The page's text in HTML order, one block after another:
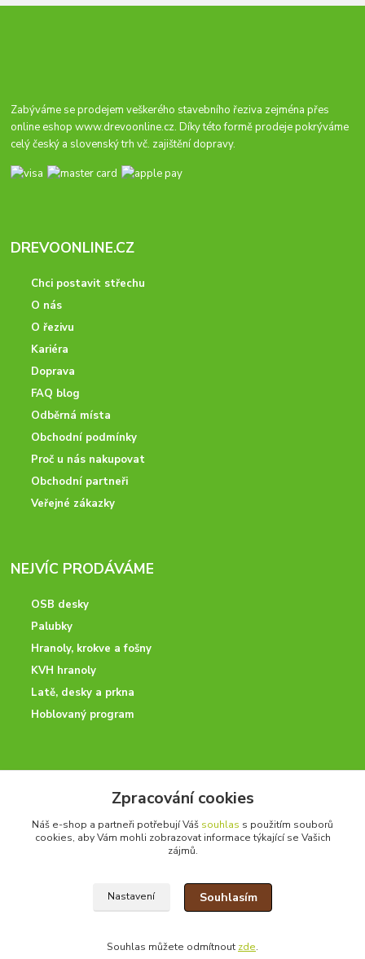
Zabýváme se prodejem veškerého stavebního řeziva zejména přes
online eshopwww.drevoonline.cz. Díky této formě prodeje pokrýváme
celý český a slovenský trh vč. zajištění dopravy.
DREVOONLINE.CZ
Chci postavit střechu
O nás
O řezivu
Kariéra
Doprava
FAQ blog
Odběrná místa
Obchodní podmínky
Proč u nás nakupovat
Obchodní partneři
Veřejné zákazky
NEJVÍC PRODÁVÁME
OSB desky
Palubky
Hranoly, krokve a fošny
KVH hranoly
Latě, desky a prkna
Hoblovaný program
Potřebujete poradit? Neváhejte nás kontaktovat.
+420 728 600 625
po - pá 7:00 - 15:00
Zpracování cookies
Náš e-shop a partneři potřebují Váš souhlas s použitím souborů
cookies, aby Vám mohli zobrazovat informace týkající se Vašich
zájmů.
Nastavení Souhlasím
Souhlas můžete odmítnout zde.